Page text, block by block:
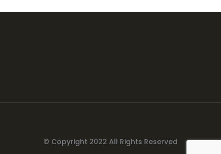
© Copyright 2022 All Rights Reserved